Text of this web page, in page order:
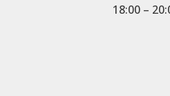
18:00 –